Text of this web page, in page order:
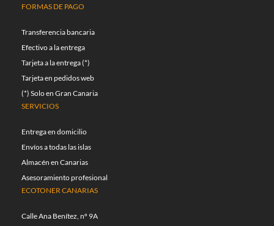
FORMAS DE PAGO
Transferencia bancaria
Efectivo a la entrega
Tarjeta a la entrega (*)
Tarjeta en pedidos web
(*) Solo en Gran Canaria
SERVICIOS
Entrega en domicilio
Envíos a todas las islas
Almacén en Canarias
Asesoramiento profesional
ECOTONER CANARIAS
Calle Ana Benítez, nº 9A